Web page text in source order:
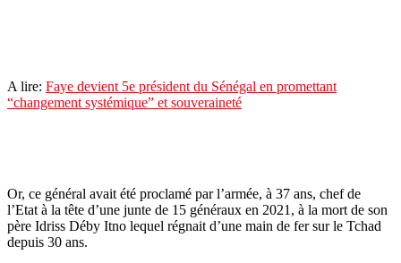
A lire: Faye devient 5e président du Sénégal en promettant
“changement systémique” et souveraineté
Or, ce général avait été proclamé par l’armée, à 37 ans, chef de
l’Etat à la tête d’une junte de 15 généraux en 2021, à la mort de son
père Idriss Déby Itno lequel régnait d’une main de fer sur le Tchad
depuis 30 ans.